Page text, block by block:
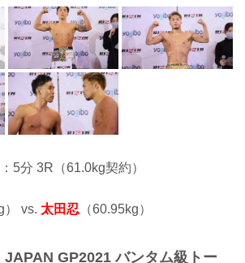
5分 3R（61.0kg契約）
） vs. 太田忍 （60.95kg）
JAPAN GP2021 バンタム級トー